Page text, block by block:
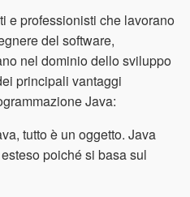
e professionisti che lavorano
del software,
nel dominio dello sviluppo
principali vantaggi
Java:
tutto è un oggetto. Java
poiché si basa sul